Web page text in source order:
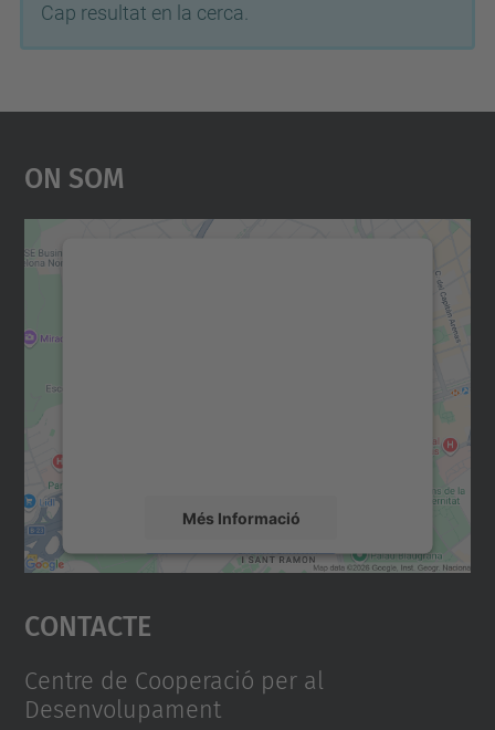
Cap resultat en la cerca.
On Som
Més Informació
Accepta
powered by
Contacte
Centre de Cooperació per al
Desenvolupament